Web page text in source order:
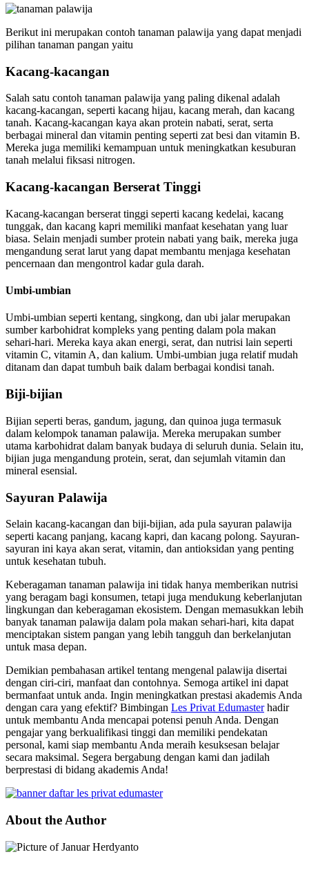
Berikut ini merupakan contoh tanaman palawija yang dapat menjadi
pilihan tanaman pangan yaitu
Kacang-kacangan
Salah satu contoh tanaman palawija yang paling dikenal adalah
kacang-kacangan, seperti kacang hijau, kacang merah, dan kacang
tanah. Kacang-kacangan kaya akan protein nabati, serat, serta
berbagai mineral dan vitamin penting seperti zat besi dan vitamin B.
Mereka juga memiliki kemampuan untuk meningkatkan kesuburan
tanah melalui fiksasi nitrogen.
Kacang-kacangan Berserat Tinggi
Kacang-kacangan berserat tinggi seperti kacang kedelai, kacang
tunggak, dan kacang kapri memiliki manfaat kesehatan yang luar
biasa. Selain menjadi sumber protein nabati yang baik, mereka juga
mengandung serat larut yang dapat membantu menjaga kesehatan
pencernaan dan mengontrol kadar gula darah.
Umbi-umbian
Umbi-umbian seperti kentang, singkong, dan ubi jalar merupakan
sumber karbohidrat kompleks yang penting dalam pola makan
sehari-hari. Mereka kaya akan energi, serat, dan nutrisi lain seperti
vitamin C, vitamin A, dan kalium. Umbi-umbian juga relatif mudah
ditanam dan dapat tumbuh baik dalam berbagai kondisi tanah.
Biji-bijian
Bijian seperti beras, gandum, jagung, dan quinoa juga termasuk
dalam kelompok tanaman palawija. Mereka merupakan sumber
utama karbohidrat dalam banyak budaya di seluruh dunia. Selain itu,
bijian juga mengandung protein, serat, dan sejumlah vitamin dan
mineral esensial.
Sayuran Palawija
Selain kacang-kacangan dan biji-bijian, ada pula sayuran palawija
seperti kacang panjang, kacang kapri, dan kacang polong. Sayuran-
sayuran ini kaya akan serat, vitamin, dan antioksidan yang penting
untuk kesehatan tubuh.
Keberagaman tanaman palawija ini tidak hanya memberikan nutrisi
yang beragam bagi konsumen, tetapi juga mendukung keberlanjutan
lingkungan dan keberagaman ekosistem. Dengan memasukkan lebih
banyak tanaman palawija dalam pola makan sehari-hari, kita dapat
menciptakan sistem pangan yang lebih tangguh dan berkelanjutan
untuk masa depan.
Demikian pembahasan artikel tentang mengenal palawija disertai
dengan ciri-ciri, manfaat dan contohnya. Semoga artikel ini dapat
bermanfaat untuk anda. Ingin meningkatkan prestasi akademis Anda
dengan cara yang efektif? Bimbingan Les Privat Edumasterhadir
untuk membantu Anda mencapai potensi penuh Anda. Dengan
pengajar yang berkualifikasi tinggi dan memiliki pendekatan
personal, kami siap membantu Anda meraih kesuksesan belajar
secara maksimal. Segera bergabung dengan kami dan jadilah
berprestasi di bidang akademis Anda!
About the Author